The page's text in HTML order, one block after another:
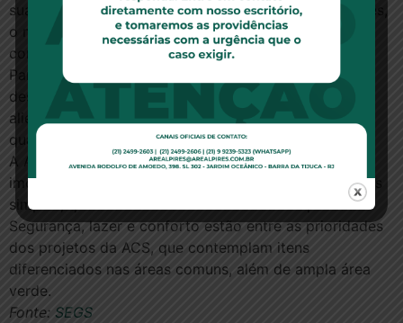
sua eficácia, aliada aos cuidados com seus integrantes,
o meio ambiente e a responsabilidade para com a
comunidade.
Para a ACS, não basta construir habitações, é preciso
desenvolver soluções, com projetos rentáveis, que
aliem redução de custos, velocidade de realização e
qualidade, respeitando o meio ambiente.
A ACS prima pelo desenvolvimento de projetos
imobiliários bem resolvidos, inovadores, com soluções
simples, que atendam às necessidades das pessoas.
Segurança, lazer e conforto estão entre as prioridades
dos projetos da ACS, que contemplam itens
diferenciados nas áreas comuns, além de ampla área
verde.
Fonte: SEGS